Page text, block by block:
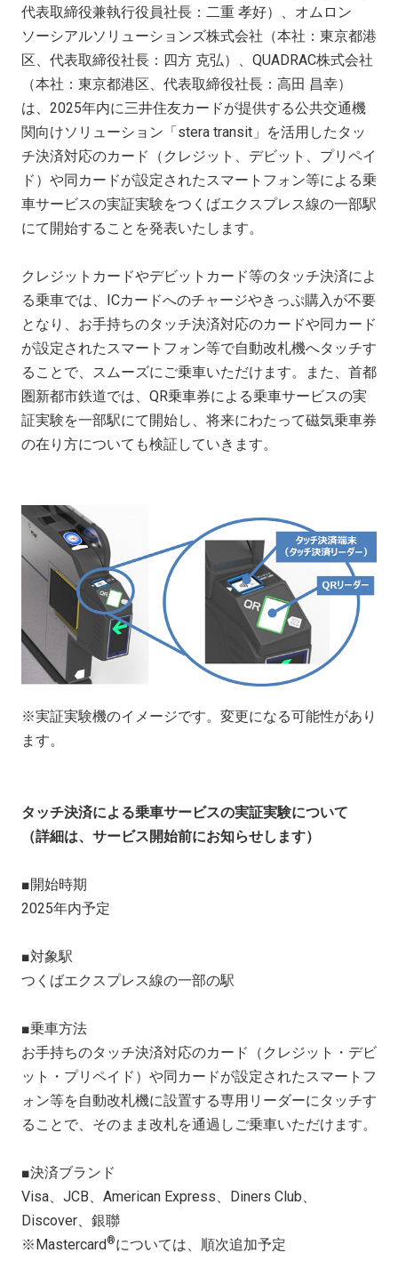
代表取締役兼執行役員社長：二重 孝好）、オムロン
ソーシアルソリューションズ株式会社（本社：東京都港
区、代表取締役社長：四方 克弘）、 QUADRAC株式会社
（本社：東京都港区、代表取締役社長：高田 昌幸）
は、 2025年内に三井住友カードが提供する公共交通機
関向けソリューション「stera transit 」を活用したタッ
チ決済対応のカード（クレジット、デビット、プリペイ
ド）や同カードが設定されたスマートフォン等による乗
車サービスの実証実験をつくばエクスプレス線の一部駅
にて開始することを発表いたします。
クレジットカードやデビットカード等のタッチ決済によ
る乗車では、ICカードへのチャージやきっぷ購入が不要
となり、お手持ちのタッチ決済対応のカードや同カード
が設定されたスマートフォン等で自動改札機へタッチす
ることで、スムーズにご乗車いただけます。また、首都
圏新都市鉄道では、QR乗車券による乗車サービスの実
証実験を一部駅にて開始し、将来にわたって磁気乗車券
の在り方についても検証していきます。
※実証実験機のイメージです。変更になる可能性があり
ます。
タッチ決済による乗車サービスの実証実験について
（詳細は、サービス開始前にお知らせします）
■開始時期
2025年内予定
■対象駅
つくばエクスプレス線の一部の駅
■乗車方法
お手持ちのタッチ決済対応のカード（クレジット・デビ
ット・プリペイド）や同カードが設定されたスマートフ
ォン等を自動改札機に設置する専用リーダーにタッチす
ることで、そのまま改札を通過しご乗車いただけます。
■決済ブランド
Visa、 JCB、 American Express、 Diners Club、
Discover、銀聯
※ Mastercard ®については、順次追加予定